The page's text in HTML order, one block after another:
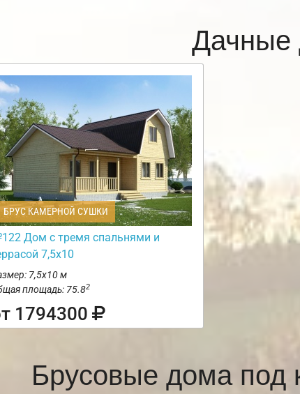
Дачные
БРУС КАМЕРНОЙ СУШКИ
Дом с тремя спальнями и
7,5х10
7,5х10 м
площадь: 75.82
1794300
Брусовые дома